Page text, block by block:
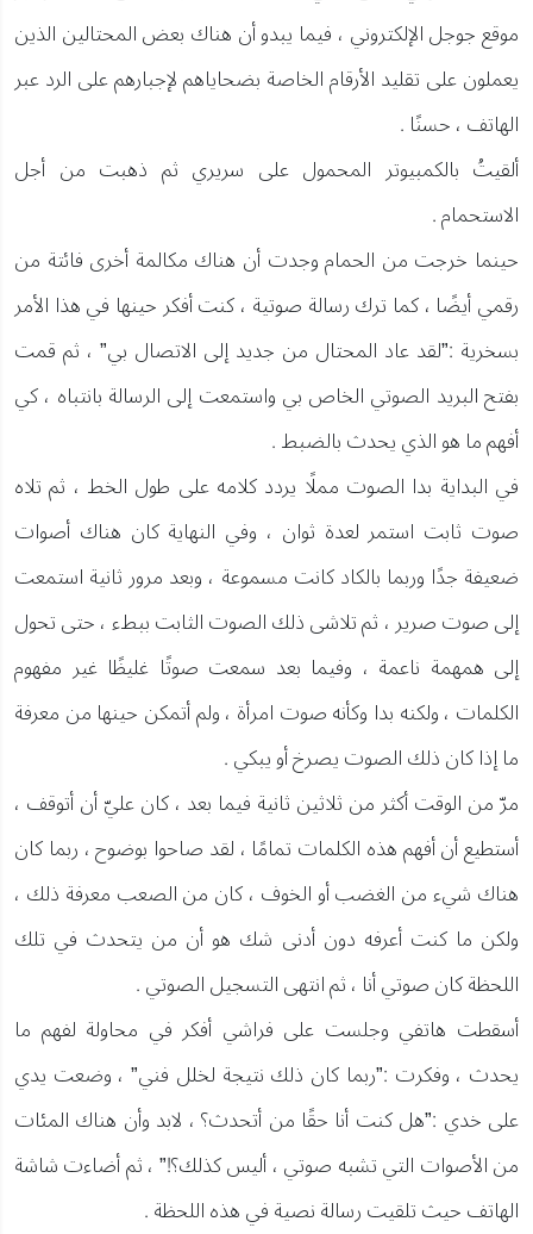
موقع جوجل الإلكتروني ، فيما يبدو أن هناك بعض المحتالين الذين
يعملون على تقليد الأرقام الخاصة بضحاياهم لإجبارهم على الرد عبر
الهاتف ، حسنًا .
ألقيتُ بالكمبيوتر المحمول على سريري ثم ذهبت من أجل
الاستحمام .
حينما خرجت من الحمام وجدت أن هناك مكالمة أخرى فائتة من
رقمي أيضًا ، كما ترك رسالة صوتية ، كنت أفكر حينها في هذا الأمر
بسخرية :”لقد عاد المحتال من جديد إلى الاتصال بي” ، ثم قمت
بفتح البريد الصوتي الخاص بي واستمعت إلى الرسالة بانتباه ، كي
أفهم ما هو الذي يحدث بالضبط .
في البداية بدا الصوت مملًا يردد كلامه على طول الخط ، ثم تلاه
صوت ثابت استمر لعدة ثوان ، وفي النهاية كان هناك أصوات
ضعيفة جدًا وربما بالكاد كانت مسموعة ، وبعد مرور ثانية استمعت
إلى صوت صرير ، ثم تلاشى ذلك الصوت الثابت ببطء ، حتى تحول
إلى همهمة ناعمة ، وفيما بعد سمعت صوتًا غليظًا غير مفهوم
الكلمات ، ولكنه بدا وكأنه صوت امرأة ، ولم أتمكن حينها من معرفة
ما إذا كان ذلك الصوت يصرخ أو يبكي .
مرّ من الوقت أكثر من ثلاثين ثانية فيما بعد ، كان عليّ أن أتوقف ،
أستطيع أن أفهم هذه الكلمات تمامًا ، لقد صاحوا بوضوح ، ربما كان
هناك شيء من الغضب أو الخوف ، كان من الصعب معرفة ذلك ،
ولكن ما كنت أعرفه دون أدنى شك هو أن من يتحدث في تلك
اللحظة كان صوتي أنا ، ثم انتهى التسجيل الصوتي .
أسقطت هاتفي وجلست على فراشي أفكر في محاولة لفهم ما
يحدث ، وفكرت :”ربما كان ذلك نتيجة لخلل فني” ، وضعت يدي
على خدي :”هل كنت أنا حقًا من أتحدث؟ ، لابد وأن هناك المئات
من الأصوات التي تشبه صوتي ، أليس كذلك؟!” ، ثم أضاءت شاشة
الهاتف حيث تلقيت رسالة نصية في هذه اللحظة .